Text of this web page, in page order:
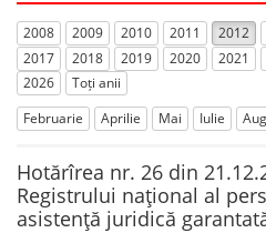
2008 2009 2010 2011 2012
2017
2018 2019 2020 2021
2026
Toți anii
Februarie
Aprilie Mai Iulie
Hotărîrea nr. 26 din
Registrului naţional al
asistenţă juridică